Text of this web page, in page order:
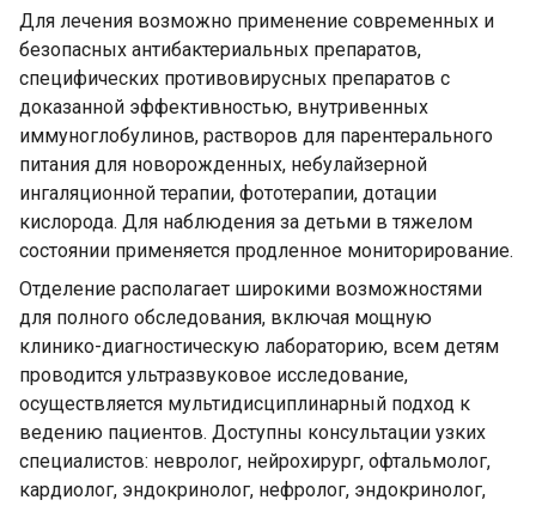
Для лечения возможно применение современных и
безопасных антибактериальных препаратов,
специфических противовирусных препаратов с
доказанной эффективностью, внутривенных
иммуноглобулинов, растворов для парентерального
питания для новорожденных, небулайзерной
ингаляционной терапии, фототерапии, дотации
кислорода. Для наблюдения за детьми в тяжелом
состоянии применяется продленное мониторирование.
Отделение располагает широкими возможностями
для полного обследования, включая мощную
клинико-диагностическую лабораторию, всем детям
проводится ультразвуковое исследование,
осуществляется мультидисциплинарный подход к
ведению пациентов. Доступны консультации узких
специалистов: невролог, нейрохирург, офтальмолог,
кардиолог, эндокринолог, нефролог, эндокринолог,